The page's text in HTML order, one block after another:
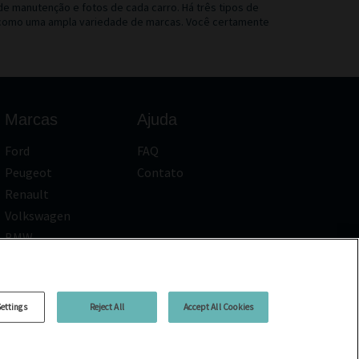
manutenção e fotos de cada carro. Há três tipos de
uma ampla variedade de marcas. Você certamente
Marcas
Ford
Peugeot
Renault
Volkswagen
BMW
Ajuda
FAQ
Contato
Reject All Accept All Cookies